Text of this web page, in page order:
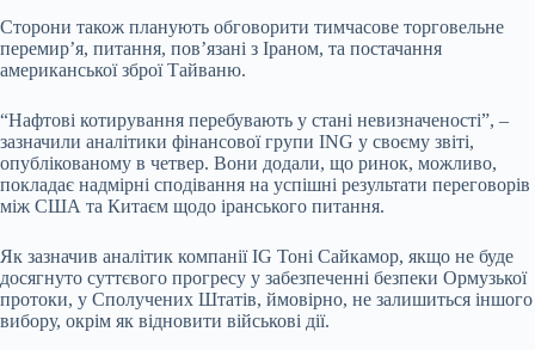
Сторони також планують обговорити тимчасове торговельне
перемир’я, питання, пов’язані з Іраном, та постачання
американської зброї Тайваню.
“Нафтові котирування перебувають у стані невизначеності”, –
зазначили аналітики фінансової групи ING у своєму звіті,
опублікованому в четвер. Вони додали, що ринок, можливо,
покладає надмірні сподівання на успішні результати переговорів
між США та Китаєм щодо іранського питання.
Як зазначив аналітик компанії IG Тоні Сайкамор, якщо не буде
досягнуто суттєвого прогресу у забезпеченні безпеки Ормузької
протоки, у Сполучених Штатів, ймовірно, не залишиться іншого
вибору, окрім як відновити військові дії.